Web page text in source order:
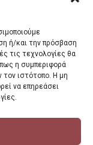
ή/και την πρόσβαση
τις τεχνολογίες θα
η συμπεριφορά
τον ιστότοπο. Η μη
να επηρεάσει
35
:
28213